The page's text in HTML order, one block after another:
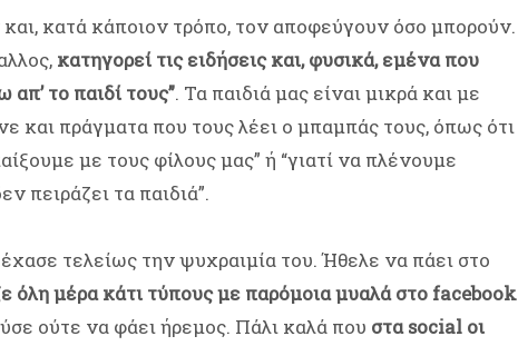
κατά κάποιον τρόπο, τον αποφεύγουν όσο μπορούν.
κατηγορεί τις ειδήσεις και, φυσικά, εμένα που
το παιδί τους”. Τα παιδιά μας είναι μικρά και με
και πράγματα που τους λέει ο μπαμπάς τους, όπως ότι
με τους φίλους μας” ή “γιατί να πλένουμε
πειράζει τα παιδιά”.
τελείως την ψυχραιμία του. Ήθελε να πάει στο
όλη μέρα κάτι τύπους με παρόμοια μυαλά στο facebook
ούτε να φάει ήρεμος. Πάλι καλά που στα social οι